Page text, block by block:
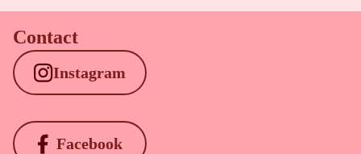
Contact
Instagram
Facebook